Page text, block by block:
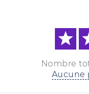
Nombre
Aucune